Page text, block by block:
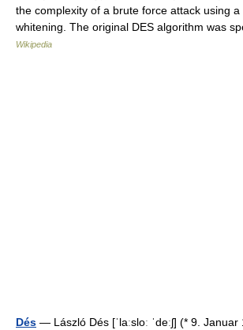
the complexity of a brute force attack using
whitening. The original DES algorithm was
Wikipedia
Dés — László Dés [ˈlaːsloː ˈdeːʃ] (* 9.